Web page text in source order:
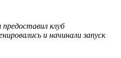
клуб
и начинали запуск